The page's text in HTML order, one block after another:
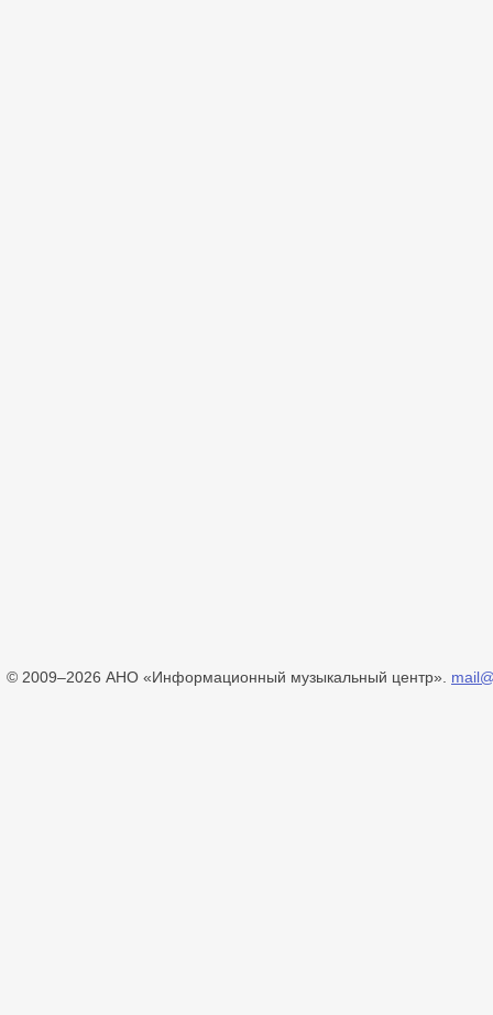
© 2009–2026 АНО «Информационный музыкальный центр».